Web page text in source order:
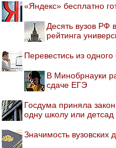
«Яндекс» бесплатно
Десять вузов РФ
рейтинга
Перевестись из
В Минобрнауки
сдаче ЕГЭ
Госдума приняла
одну школу или детсад
Значимость вузовских